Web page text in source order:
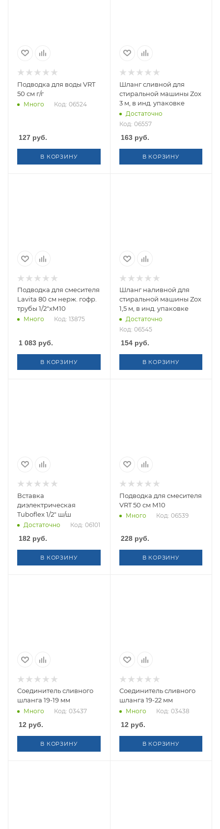
Подводка для воды VRT
50 см г/г
Много Код: 06524
127 руб.
В КОРЗИНУ
Шланг сливной для
стиральной машины Zox
3 м, в инд. упаковке
Достаточно
Код: 06557
163руб.
В КОРЗИНУ
Подводка для смесителя
Lavita 80 см нерж. гофр.
трубы 1/2"xМ10
Много Код: 13875
1 083 руб.
В КОРЗИНУ
Шланг наливной для
стиральной машины Zox
1,5 м, в инд. упаковке
Достаточно
Код: 06545
154руб.
В КОРЗИНУ
Вставка
диэлектрическая
Tuboflex 1/2" ш/ш
Достаточно Код: 06101
182 руб.
В КОРЗИНУ
Подводка для смесителя
VRT 50 см М10
Много Код: 06539
228руб.
В КОРЗИНУ
Соединитель сливного
шланга 19-19 мм
Много Код: 03437
12 руб.
В КОРЗИНУ
Соединитель сливного
шланга 19-22 мм
Много Код: 03438
12 руб.
В КОРЗИНУ